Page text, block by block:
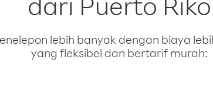
lebih banyak dengan biaya
yang fleksibel dan bertarif murah: